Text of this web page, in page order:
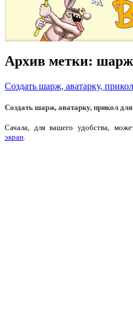
Архив метки: шарж
Создать шарж, аватарку,
Создать шарж, аватарку, прикол для
Сачала, для вашего удобства,
экран.